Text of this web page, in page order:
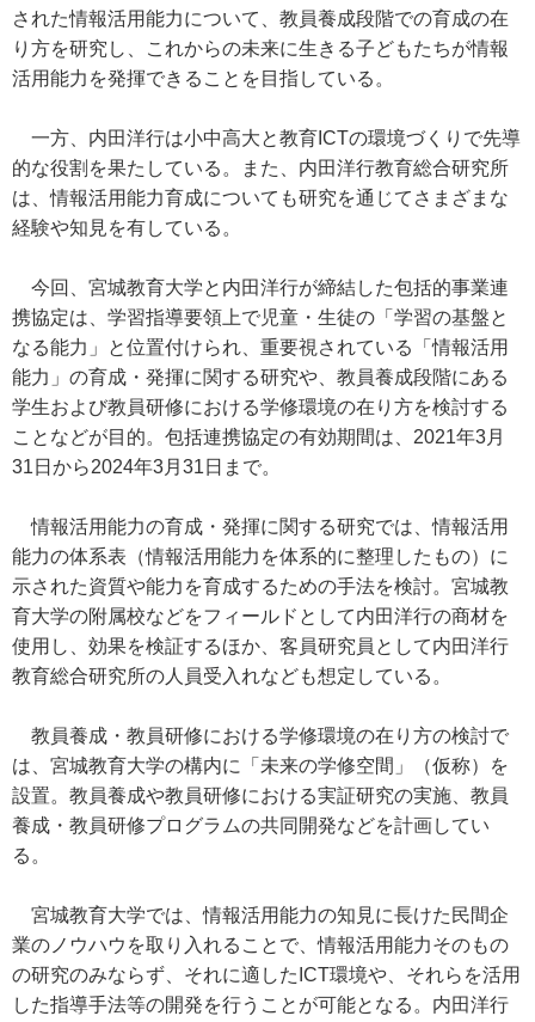
された情報活用能力について、教員養成段階での育成の在
り方を研究し、これからの未来に生きる子どもたちが情報
活用能力を発揮できることを目指している。
一方、内田洋行は小中高大と教育ICTの環境づくりで先導
的な役割を果たしている。また、内田洋行教育総合研究所
は、情報活用能力育成についても研究を通じてさまざまな
経験や知見を有している。
今回、宮城教育大学と内田洋行が締結した包括的事業連
携協定は、学習指導要領上で児童・生徒の「学習の基盤と
なる能力」と位置付けられ、重要視されている「情報活用
能力」の育成・発揮に関する研究や、教員養成段階にある
学生および教員研修における学修環境の在り方を検討する
ことなどが目的。包括連携協定の有効期間は、2021年3月
31日から2024年3月31日まで。
情報活用能力の育成・発揮に関する研究では、情報活用
能力の体系表（情報活用能力を体系的に整理したもの）に
示された資質や能力を育成するための手法を検討。宮城教
育大学の附属校などをフィールドとして内田洋行の商材を
使用し、効果を検証するほか、客員研究員として内田洋行
教育総合研究所の人員受入れなども想定している。
教員養成・教員研修における学修環境の在り方の検討で
は、宮城教育大学の構内に「未来の学修空間」（仮称）を
設置。教員養成や教員研修における実証研究の実施、教員
養成・教員研修プログラムの共同開発などを計画してい
る。
宮城教育大学では、情報活用能力の知見に長けた民間企
業のノウハウを取り入れることで、情報活用能力そのもの
の研究のみならず、それに適したICT環境や、それらを活用
した指導手法等の開発を行うことが可能となる。内田洋行